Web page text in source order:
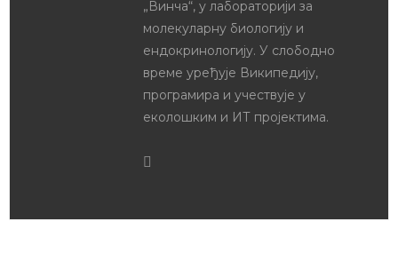
„Винча“, у лабораторији за
молекуларну биологију и
ендокринологију. У слободно
време уређује Википедију,
програмира и учествује у
еколошким и ИТ пројектима.